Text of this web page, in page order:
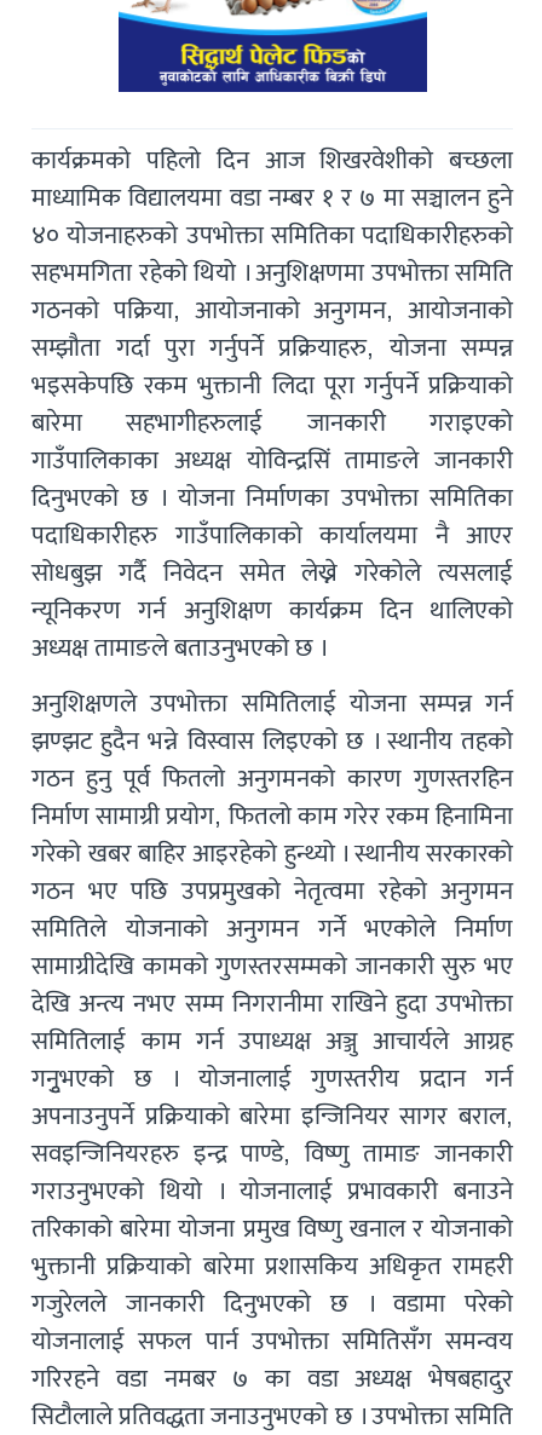
कार्यक्रमको पहिलो दिन आज शिखरवेशीको बच्छला
माध्यामिक विद्यालयमा वडा नम्बर १ र ७ मा सञ्चालन हुने
४० योजनाहरुको उपभोक्ता समितिका पदाधिकारीहरुको
सहभमगिता रहेको थियो । अनुशिक्षणमा उपभोक्ता समिति
गठनको पक्रिया, आयोजनाको अनुगमन, आयोजनाको
सम्झौता गर्दा पुरा गर्नुपर्ने प्रक्रियाहरु, योजना सम्पन्न
भइसकेपछि रकम भुक्तानी लिदा पूरा गर्नुपर्ने प्रक्रियाको
बारेमा सहभागीहरुलाई जानकारी गराइएको
गाउँपालिकाका अध्यक्ष योविन्द्रसिं तामाङले जानकारी
दिनुभएको छ । योजना निर्माणका उपभोक्ता समितिका
पदाधिकारीहरु गाउँपालिकाको कार्यालयमा नै आएर
सोधबुझ गर्दै निवेदन समेत लेख्ने गरेकोले त्यसलाई
न्यूनिकरण गर्न अनुशिक्षण कार्यक्रम दिन थालिएको
अध्यक्ष तामाङले बताउनुभएको छ ।
अनुशिक्षणले उपभोक्ता समितिलाई योजना सम्पन्न गर्न
झण्झट हुदैन भन्ने विस्वास लिइएको छ । स्थानीय तहको
गठन हुनु पूर्व फितलो अनुगमनको कारण गुणस्तरहिन
निर्माण सामाग्री प्रयोग, फितलो काम गरेर रकम हिनामिना
गरेको खबर बाहिर आइरहेको हुन्थ्यो । स्थानीय सरकारको
गठन भए पछि उपप्रमुखको नेतृत्वमा रहेको अनुगमन
समितिले योजनाको अनुगमन गर्ने भएकोले निर्माण
सामाग्रीदेखि कामको गुणस्तरसम्मको जानकारी सुरु भए
देखि अन्त्य नभए सम्म निगरानीमा राखिने हुदा उपभोक्ता
समितिलाई काम गर्न उपाध्यक्ष अञ्जु आचार्यले आग्रह
गनुृभएको छ । योजनालाई गुणस्तरीय प्रदान गर्न
अपनाउनुपर्ने प्रक्रियाको बारेमा इन्जिनियर सागर बराल,
सवइन्जिनियरहरु इन्द्र पाण्डे, विष्णु तामाङ जानकारी
गराउनुभएको थियो । योजनालाई प्रभावकारी बनाउने
तरिकाको बारेमा योजना प्रमुख विष्णु खनाल र योजनाको
भुक्तानी प्रक्रियाको बारेमा प्रशासकिय अधिकृत रामहरी
गजुरेलले जानकारी दिनुभएको छ । वडामा परेको
योजनालाई सफल पार्न उपभोक्ता समितिसँग समन्वय
गरिरहने वडा नमबर ७ का वडा अध्यक्ष भेषबहादुर
सिटौलाले प्रतिवद्धता जनाउनुभएको छ । उपभोक्ता समिति